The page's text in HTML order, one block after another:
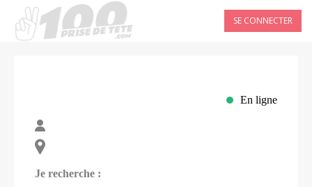
SE CONNECTER
En ligne
Je recherche :